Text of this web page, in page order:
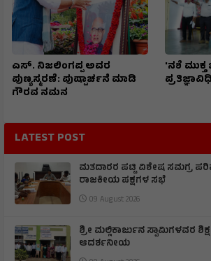
ಎಸ್. ನಿಜಲಿಂಗಪ್ಪ ಅವರ
ಪುಣ್ಯಸ್ಮರಣೆ: ಪುಷ್ಪಾರ್ಚನೆ ಮಾಡಿ
ಗೌರವ ನಮನ​
'ನಶೆ
LATEST POST
ಮತದಾರರ ಪಟ್ಟಿ ವಿಶೇಷ ಸಮಗ್ರ
ರಾಜಕೀಯ ಪಕ್ಷಗಳ ಸಭೆ
09 August 2026
ಶ್ರೀ ಮಲ್ಲಿಕಾರ್ಜುನ ಸ್ವಾಮಿಗಳವರ
ಆದರ್ಶನೀಯ